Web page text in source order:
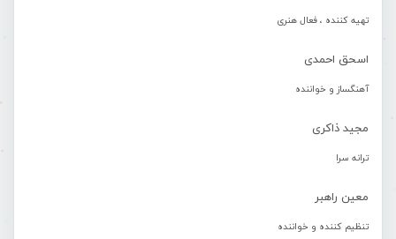
تهیه کننده ، فعال هنری
اسحق احمدی
آهنگساز و خواننده
مجید ذاکری
ترانه سرا
معین راهبر
تنظیم کننده و خواننده